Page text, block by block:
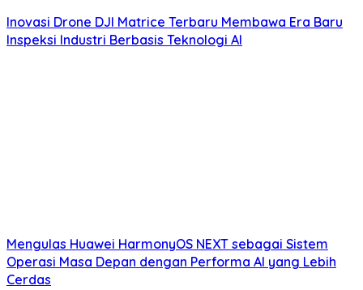
Inovasi Drone DJI Matrice Terbaru Membawa Era Baru
Inspeksi Industri Berbasis Teknologi AI
Mengulas Huawei HarmonyOS NEXT sebagai Sistem
Operasi Masa Depan dengan Performa AI yang Lebih
Cerdas